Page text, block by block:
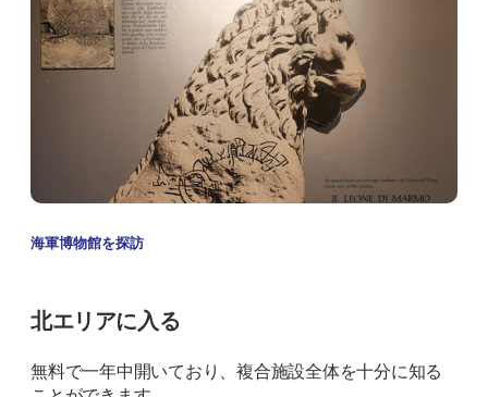
海軍博物館を探訪
北エリアに入る
無料で一年中開いており、複合施設全体を十分に知る